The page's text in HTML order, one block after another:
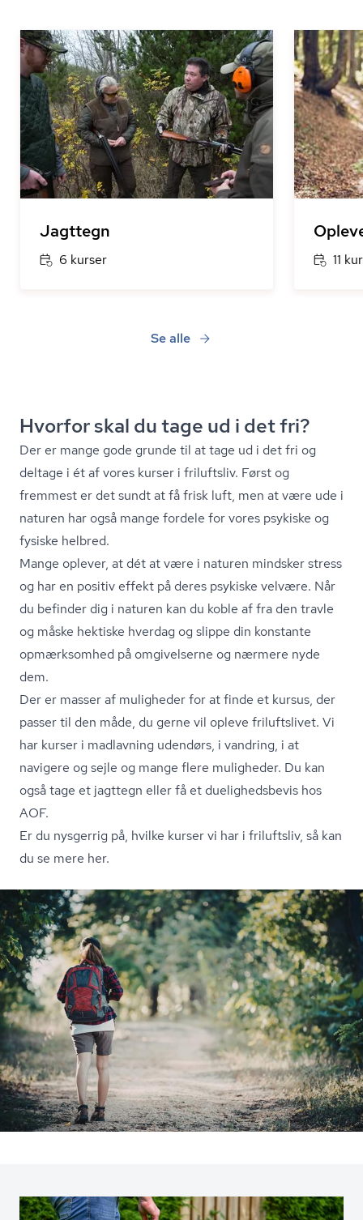
Jagttegn
6 kurser 11
Se alle
Hvorfor skal du tage ud i det fri?
Der er mange gode grunde til at tage ud i det fri og
deltage i ét af vores kurser i friluftsliv. Først og
fremmest er det sundt at få frisk luft, men at være ude i
naturen har også mange fordele for vores psykiske og
fysiske helbred.
Mange oplever, at dét at være i naturen mindsker stress
og har en positiv effekt på deres psykiske velvære. Når
du befinder dig i naturen kan du koble af fra den travle
og måske hektiske hverdag og slippe din konstante
opmærksomhed på omgivelserne og nærmere nyde
dem.
Der er masser af muligheder for at finde et kursus, der
passer til den måde, du gerne vil opleve friluftslivet. Vi
har kurser i madlavning udendørs, i vandring, i at
navigere og sejle og mange flere muligheder. Du kan
også tage et jagttegn eller få et du­e­lig­heds­be­vis hos
AOF.
Er du nysgerrig på, hvilke kurser vi har i friluftsliv, så kan
du se mere her.